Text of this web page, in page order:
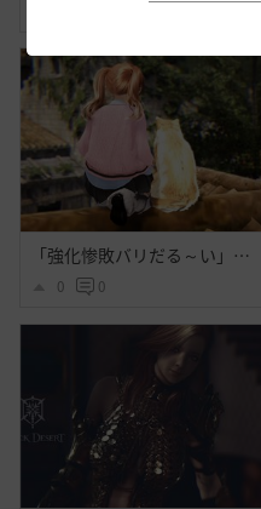
「強化惨敗バリだる～い」「・・・」
0 0